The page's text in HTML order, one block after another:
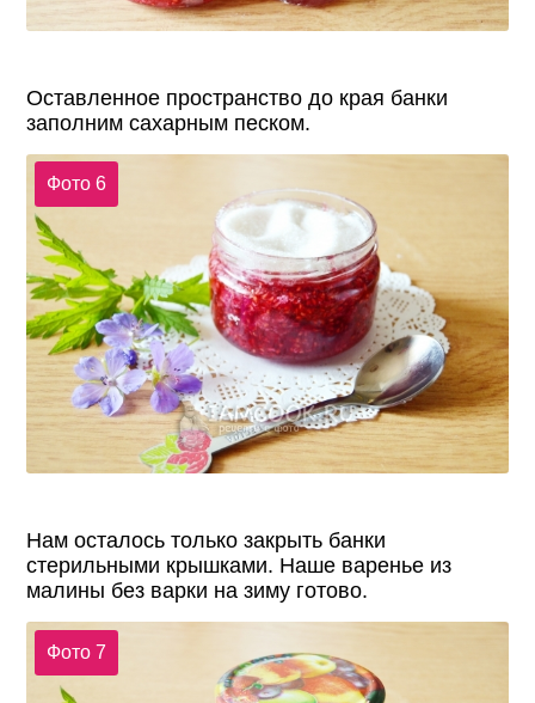
Оставленное пространство до края банки
заполним сахарным песком.
Фото 6
Нам осталось только закрыть банки
стерильными крышками. Наше варенье из
малины без варки на зиму готово.
Фото 7